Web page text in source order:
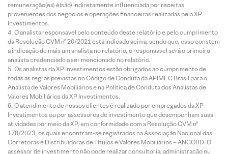
remuneração(es) é(são) indiretamente influenciada por receitas
provenientes dos negócios e operações financeiras realizadas pela XP
Investimentos.
O analista responsável pelo conteúdo deste relatório e pelo cumprimento
da Resolução CVM nº 20/2021 está indicado acima, sendo que, caso constem
a indicação de mais um analista no relatório, o responsável será o primeiro
analista credenciado a ser mencionado no relatório.
Os analistas da XP Investimentos estão obrigados ao cumprimento de
todas as regras previstas no Código de Conduta da APIMEC Brasil para o
Analista de Valores Mobiliários e na Política de Conduta dos Analistas de
Valores Mobiliários da XP Investimentos.
O atendimento de nossos clientes é realizado por empregados da XP
Investimentos ou por assessores de investimento que desempenham suas
atividades por meio da XP, em conformidade com a Resolução CVM nº
178/2023, os quais encontram-se registrados na Associação Nacional das
Corretoras e Distribuidoras de Títulos e Valores Mobiliários – ANCORD. O
assessor de investimento não pode realizar consultoria, administração ou